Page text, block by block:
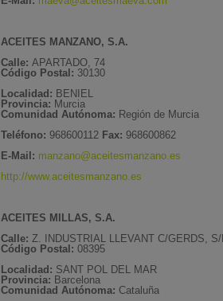
ACEITES MANZANO, S.A.
Calle: APARTADO, 74
Código Postal: 30130
Localidad: BENIEL
Provincia: Murcia
Comunidad Autónoma: Región de Murcia
Teléfono: 968600112 Fax: 968600862
E-Mail: manzano@aceitesmanzano.es
http://www.aceitesmanzano.es
ACEITES MILLAS, S.A.
Calle: Z. INDUSTRIAL LLEVANT C/GERDS, S/
Código Postal: 08395
Localidad: SANT POL DEL MAR
Provincia: Barcelona
Comunidad Autónoma: Cataluña